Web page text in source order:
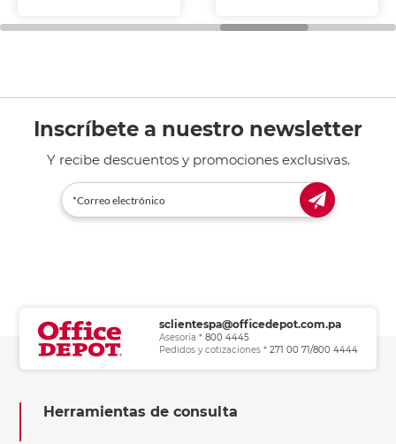
general de oficina.
Inscríbete a nuestro newsletter
Y recibe descuentos y promociones exclusivas.
sclientespa@officedepot.com.pa
Asesoría * 800 4445
Pedidos y cotizaciones * 271 00 71/800 4444
Herramientas de consulta